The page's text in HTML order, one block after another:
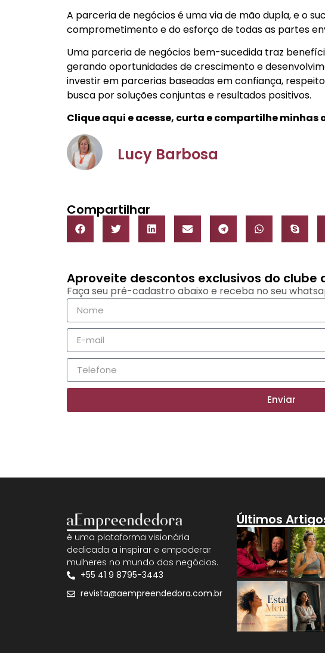
A parceria de negócios é uma via de mão dupla, e o
comprometimento e do esforço de todas as partes
Uma parceria de negócios bem-sucedida traz
gerando oportunidades de crescimento e
investir em parcerias baseadas em confiança,
busca por soluções conjuntas e resultados positivos.
Clique aqui e acesse, curta e compartilhe minhas
Lucy Barbosa
Compartilhar
Aproveite descontos exclusivos do clube
Faça seu pré-cadastro abaixo e receba no seu
Enviar
é uma plataforma visionária
dedicada a inspirar e empoderar
mulheres no mundo dos negócios.
+55 41 9 8795-3443
revista@aempreendedora.com.br
Últimos